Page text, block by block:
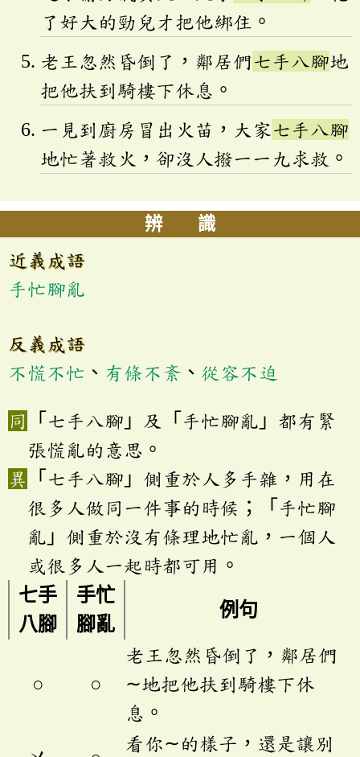
了好大的勁兒才把他綁住。
老王忽然昏倒了，鄰居們七手八腳地
把他扶到騎樓下休息。
一見到廚房冒出火苗，大家七手八腳
地忙著救火，卻沒人撥一一九求救。
辨 識
近義成語
手忙腳亂
反義成語
不慌不忙 、 有條不紊 、 從容不迫
「七手八腳」及「手忙腳亂」都有緊
張慌亂的意思。
「七手八腳」側重於人多手雜，用在
很多人做同一件事的時候；「手忙腳
亂」側重於沒有條理地忙亂，一個人
或很多人一起時都可用。
七手
八腳
手忙
腳亂
例句
○ ○
老王忽然昏倒了，鄰居們
∼地把他扶到騎樓下休
息。
看你∼的樣子，還是讓別